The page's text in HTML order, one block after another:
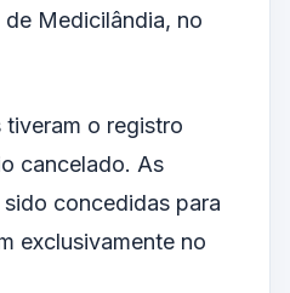
Medicilândia, no
o registro
cancelado. As
concedidas para
exclusivamente no